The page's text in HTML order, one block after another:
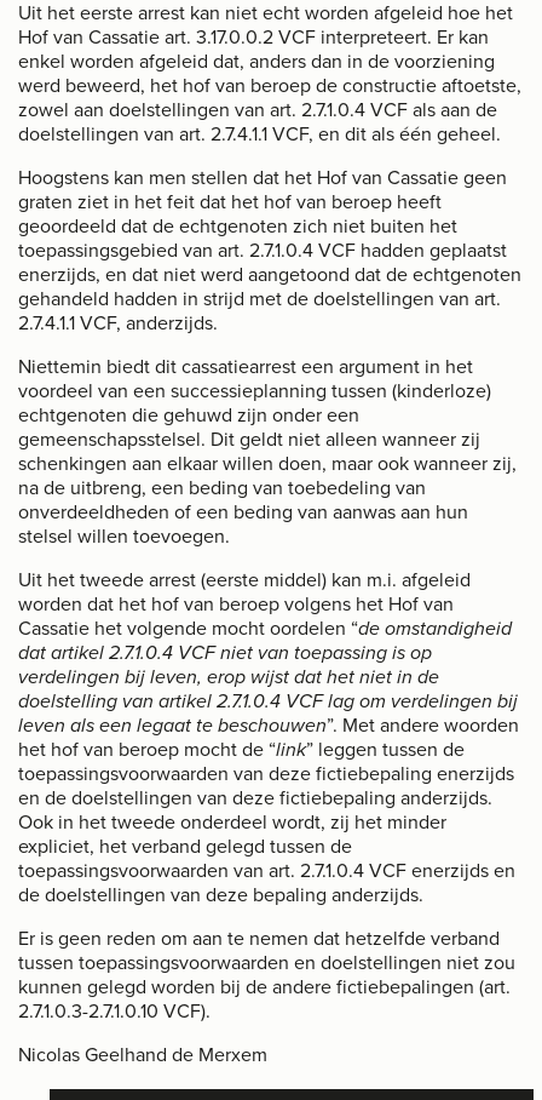
Uit het eerste arrest kan niet echt worden afgeleid hoe het
Hof van Cassatie art. 3.17.0.0.2 VCF interpreteert. Er kan
enkel worden afgeleid dat, anders dan in de voorziening
werd beweerd, het hof van beroep de constructie aftoetste,
zowel aan doelstellingen van art. 2.7.1.0.4 VCF als aan de
doelstellingen van art. 2.7.4.1.1 VCF, en dit als één geheel.
Hoogstens kan men stellen dat het Hof van Cassatie geen
graten ziet in het feit dat het hof van beroep heeft
geoordeeld dat de echtgenoten zich niet buiten het
toepassingsgebied van art. 2.7.1.0.4 VCF hadden geplaatst
enerzijds, en dat niet werd aangetoond dat de echtgenoten
gehandeld hadden in strijd met de doelstellingen van art.
2.7.4.1.1 VCF, anderzijds.
Niettemin biedt dit cassatiearrest een argument in het
voordeel van een successieplanning tussen (kinderloze)
echtgenoten die gehuwd zijn onder een
gemeenschapsstelsel. Dit geldt niet alleen wanneer zij
schenkingen aan elkaar willen doen, maar ook wanneer zij,
na de uitbreng, een beding van toebedeling van
onverdeeldheden of een beding van aanwas aan hun
stelsel willen toevoegen.
Uit het tweede arrest (eerste middel) kan m.i. afgeleid
worden dat het hof van beroep volgens het Hof van
Cassatie het volgende mocht oordelen “de omstandigheid
dat artikel 2.7.1.0.4 VCF niet van toepassing is op
verdelingen bij leven, erop wijst dat het niet in de
doelstelling van artikel 2.7.1.0.4 VCF lag om verdelingen bij
leven als een legaat te beschouwen”. Met andere woorden
het hof van beroep mocht de “link” leggen tussen de
toepassingsvoorwaarden van deze fictiebepaling enerzijds
en de doelstellingen van deze fictiebepaling anderzijds.
Ook in het tweede onderdeel wordt, zij het minder
expliciet, het verband gelegd tussen de
toepassingsvoorwaarden van art. 2.7.1.0.4 VCF enerzijds en
de doelstellingen van deze bepaling anderzijds.
Er is geen reden om aan te nemen dat hetzelfde verband
tussen toepassingsvoorwaarden en doelstellingen niet zou
kunnen gelegd worden bij de andere fictiebepalingen (art.
2.7.1.0.3-2.7.1.0.10 VCF).
Nicolas Geelhand de Merxem